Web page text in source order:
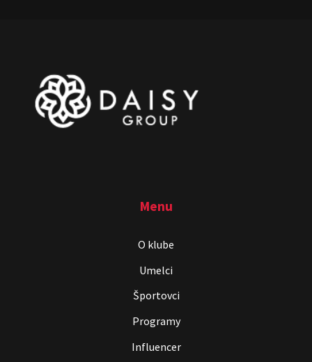
Menu
O klube
Umelci
Športovci
Programy
Influencer